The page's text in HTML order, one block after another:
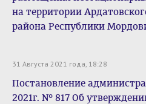
на территории
района Республики
31 Августа 2021 года, 18:28
Постановление
2021г. № 817 Об